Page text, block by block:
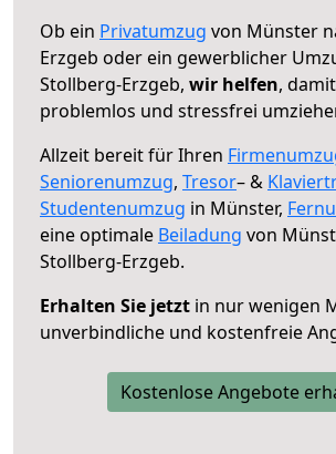
Ob ein Privatumzug von Münster
Erzgeb oder ein gewerblicher
Stollberg-Erzgeb, wir helfen,
problemlos und stressfrei
Allzeit bereit für Ihren
Seniorenumzug, Tresor– &
Studentenumzug in Münster,
eine optimale Beiladung von
Stollberg-Erzgeb.
Erhalten Sie jetzt in nur wenigen
unverbindliche und kostenfreie
Kostenlose Angebote